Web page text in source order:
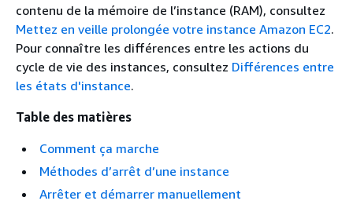
contenu de la mémoire de l’instance (RAM), consultez
Mettez en veille prolongée votre instance Amazon EC2.
Pour connaître les différences entre les actions du
cycle de vie des instances, consultez Différences entre
les états d'instance.
Table des matières
Comment ça marche
Méthodes d’arrêt d’une instance
Arrêter et démarrer manuellement